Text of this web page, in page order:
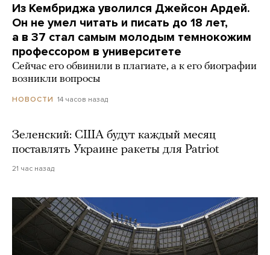
Из Кембриджа уволился Джейсон Ардей.
Он не умел читать и писать до 18 лет,
а в 37 стал самым молодым темнокожим
профессором в университете
Сейчас его обвинили в плагиате, а к его биографии
возникли вопросы
НОВОСТИ 14 часов назад
Зеленский: США будут каждый месяц
поставлять Украине ракеты для Patriot
21 час назад